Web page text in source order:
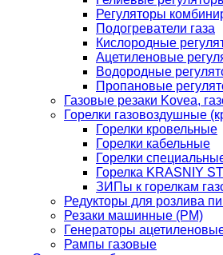
Регуляторы
Подогреватели газа
Кислородные
Ацетиленовые
Водородные
Пропановые
Газовые резаки Kovea,
Горелки газовоздушные
Горелки кровельные
Горелки кабельные
Горелки
Горелка KRASNIY
ЗИПы к горелкам
Редукторы для розлива
Резаки машинные (РМ)
Генераторы
Рампы газовые